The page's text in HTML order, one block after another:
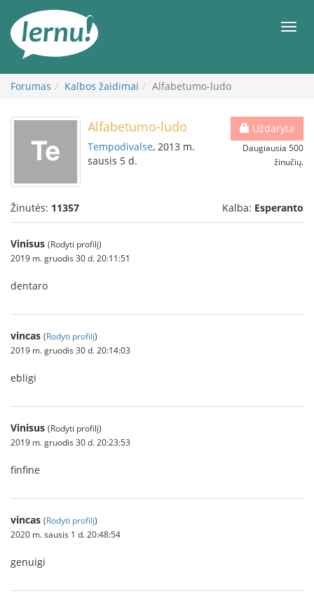
turinį
Forumas Kalbos žaidimai Alfabetumo-ludo
Uždaryta
Daugiausia 500
žinučių.
Alfabetumo-ludo
Tempodivalse, 2013 m.
sausis 5 d.
Žinutės: 11357 Kalba: Esperanto
Vinisus (Rodyti profilį)
2019 m. gruodis 30 d. 20:11:51
dentaro
vincas (Rodyti profilį)
2019 m. gruodis 30 d. 20:14:03
ebligi
Vinisus (Rodyti profilį)
2019 m. gruodis 30 d. 20:23:53
finfine
vincas (Rodyti profilį)
2020 m. sausis 1 d. 20:48:54
genuigi